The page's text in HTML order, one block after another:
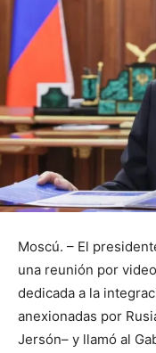
Moscú. – El
una reunión por
dedicada a la
anexionadas por
Jersón– y llamó al